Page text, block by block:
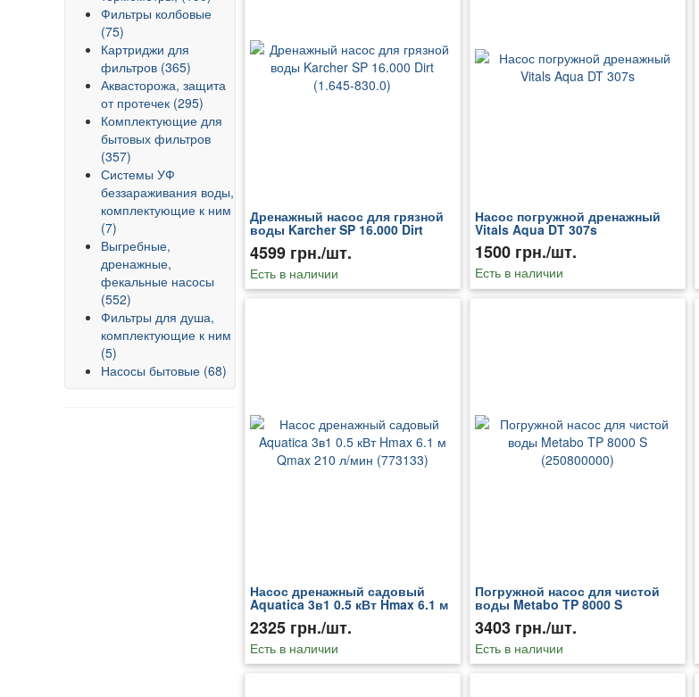
Фильтры колбовые
(75)
Картриджи для
фильтров (365)
Аквасторожа, защита
от протечек (295)
Комплектующие для
бытовых фильтров
(357)
Системы УФ
беззараживания воды,
комплектующие к ним
(7)
Выгребные,
дренажные,
фекальные насосы
(552)
Фильтры для душа,
комплектующие к ним
(5)
Насосы бытовые (68)
Дренажный насос для грязной
воды Karcher SP 16.000 Dirt
(1.645-830.0)
4599 грн./шт.
Есть в наличии
Насос погружной дренажный
Vitals Aqua DT 307s
1500 грн./шт.
Есть в наличии
Насос дренажный садовый
Aquatica 3в1 0.5 кВт Hmax 6.1 м
Qmax 210 л/мин (773133)
2325 грн./шт.
Есть в наличии
Погружной насос для чистой
воды Metabo TP 8000 S
(250800000)
3403 грн./шт.
Есть в наличии